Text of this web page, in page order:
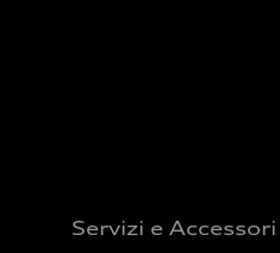
Servizi e Accessori